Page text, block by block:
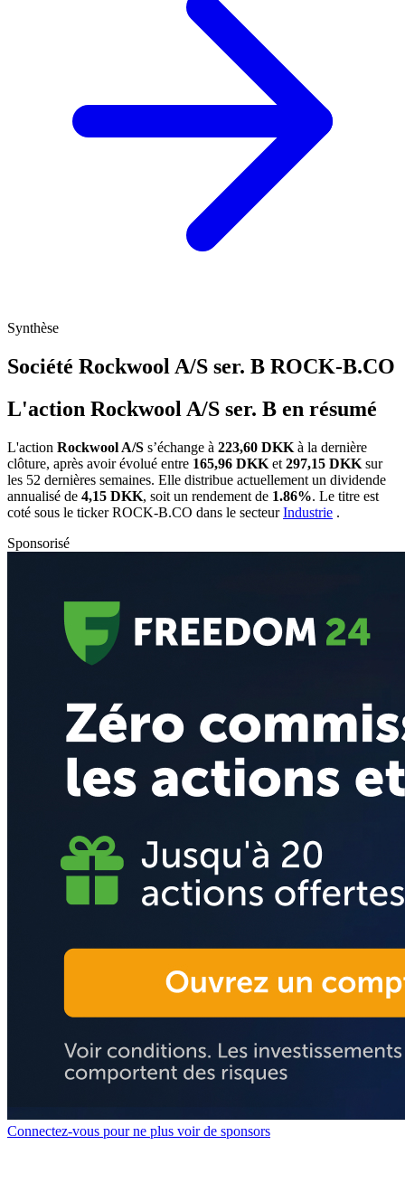
Synthèse
Société Rockwool A/S ser. B ROCK-B.CO
L'action Rockwool A/S ser. B en résumé
L'action Rockwool A/S s’échange à 223,60 DKK à la dernière
clôture, après avoir évolué entre 165,96 DKK et 297,15 DKK sur
les 52 dernières semaines. Elle distribue actuellement un dividende
annualisé de 4,15 DKK, soit un rendement de 1.86%. Le titre est
coté sous le tickerROCK-B.CO dans le secteurIndustrie .
Sponsorisé
Connectez-vous pour ne plus voir de sponsors